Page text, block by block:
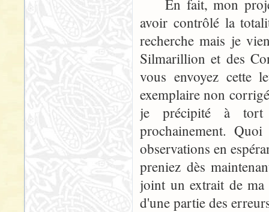
En fait, mon projet
avoir contrôlé la
recherche mais je
Silmarillion et des
vous envoyez cette
exemplaire non
je précipité à tort
prochainement.
observations en
preniez dès
joint un extrait de ma
d'une partie des